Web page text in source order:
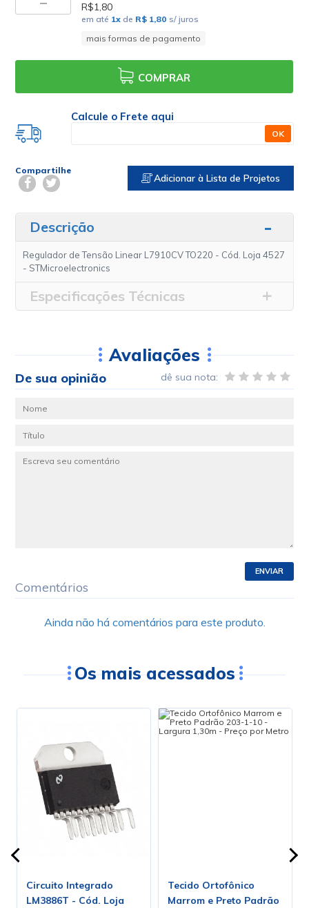
R$1,80
em até 1x de R$ 1,80 s/ juros
mais formas de pagamento
COMPRAR
Calcule o Frete aqui
OK
Compartilhe
Adicionar à Lista de Projetos
Descrição
Regulador de Tensão Linear L7910CV TO220 - Cód. Loja 4527
- STMicroelectronics
Especificações Técnicas
Avaliações
De sua opinião dê sua nota:
ENVIAR
Comentários
Ainda não há comentários para este produto.
Os mais acessados
Circuito Integrado
LM3886T - Cód. Loja
Tecido Ortofônico
Marrom e Preto Padrão